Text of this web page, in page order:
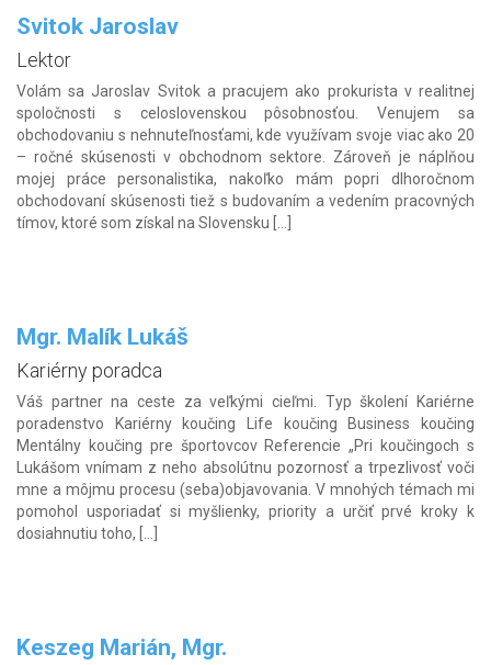
Svitok Jaroslav
Lektor
Volám sa Jaroslav Svitok a pracujem ako prokurista v realitnej
spoločnosti s celoslovenskou pôsobnosťou. Venujem sa
obchodovaniu s nehnuteľnosťami, kde využívam svoje viac ako 20
– ročné skúsenosti v obchodnom sektore. Zároveň je náplňou
mojej práce personalistika, nakoľko mám popri dlhoročnom
obchodovaní skúsenosti tiež s budovaním a vedením pracovných
tímov, ktoré som získal na Slovensku […]
Mgr. Malík Lukáš
Kariérny poradca
Váš partner na ceste za veľkými cieľmi. Typ školení Kariérne
poradenstvo Kariérny koučing Life koučing Business koučing
Mentálny koučing pre športovcov Referencie „Pri koučingoch s
Lukášom vnímam z neho absolútnu pozornosť a trpezlivosť voči
mne a môjmu procesu (seba)objavovania. V mnohých témach mi
pomohol usporiadať si myšlienky, priority a určiť prvé kroky k
dosiahnutiu toho, […]
Keszeg Marián, Mgr.